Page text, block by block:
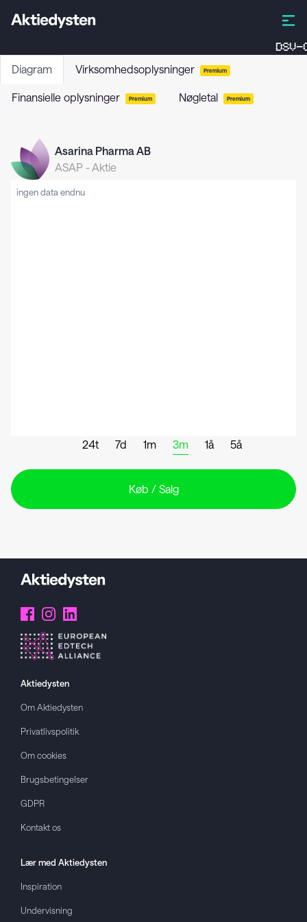
DSV-C
Diagram Virksomhedsoplysninger Premium
Finansielle oplysninger Premium Nøgletal Premium
Asarina Pharma AB
ASAP -Aktie
ingen data endnu
24t 7d 1m 3m 1å 5å
Køb / Salg
Aktiedysten
Om Aktiedysten
Privatlivspolitik
Om cookies
Brugsbetingelser
GDPR
Kontakt os
Lær med Aktiedysten
Inspiration
Undervisning